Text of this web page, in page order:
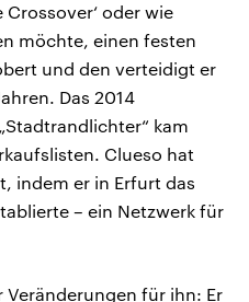
Crossover‘ oder wie
möchte, einen festen
und den verteidigt er
Das 2014
kam
Clueso hat
indem er in Erfurt das
– ein Netzwerk für
Veränderungen für ihn: Er